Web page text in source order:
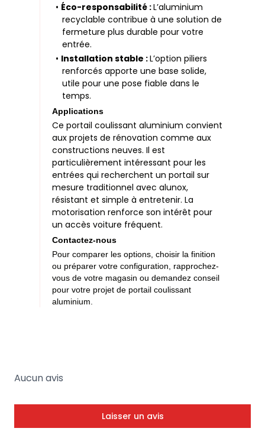
• Éco-responsabilité :L’aluminium
recyclable contribue à une solution de
fermeture plus durable pour votre
entrée.
• Installation stable :L’option piliers
renforcés apporte une base solide,
utile pour une pose fiable dans le
temps.
Applications
Ce portail coulissant aluminium convient
aux projets de rénovation comme aux
constructions neuves. Il est
particulièrement intéressant pour les
entrées qui recherchent un portail sur
mesure traditionnel avec alunox,
résistant et simple à entretenir. La
motorisation renforce son intérêt pour
un accès voiture fréquent.
Contactez-nous
Pour comparer les options, choisir la finition
ou préparer votre configuration, rapprochez-
vous de votre magasin ou demandez conseil
pour votre projet de portail coulissant
aluminium.
Aucun avis
Laisser un avis